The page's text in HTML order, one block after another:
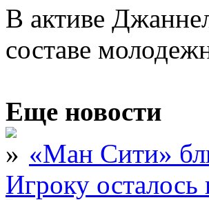
В активе
составе
Еще новости
«Ман Сити»
Игроку